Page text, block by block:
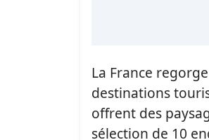
La France
destinations
offrent des
sélection de 10